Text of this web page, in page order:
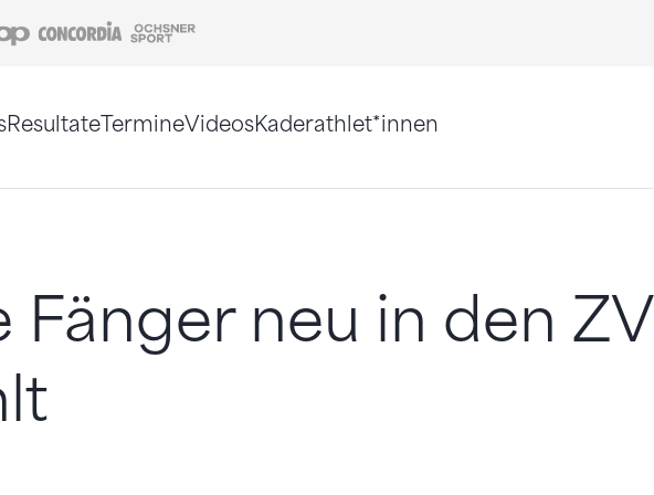
Coop Concordia
ResultateTermineVideosKaderathlet*innen
Fänger neu in den ZV